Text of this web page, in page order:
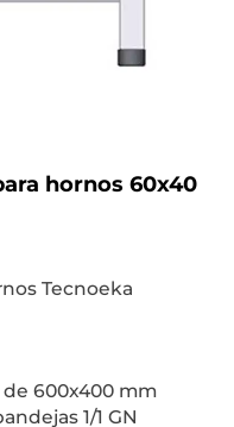
hornos 60x40
Tecnoeka
de 600x400 mm
1/1 GN